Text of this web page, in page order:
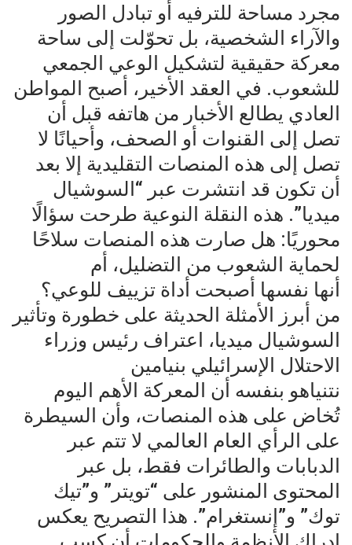
مجرد مساحة للترفيه أو تبادل الصور
والآراء الشخصية، بل تحوّلت إلى ساحة
‌معركة حقيقية لتشكيل الوعي الجمعي
للشعوب. في العقد الأخير، أصبح المواطن
العادي يطالع الأخبار من هاتفه قبل أن
‌تصل إلى القنوات أو الصحف، وأحيانًا لا
تصل إلى هذه المنصات التقليدية إلا بعد
أن تكون قد انتشرت عبر “السوشيال
‌ميديا”. هذه النقلة النوعية طرحت سؤالًا
محوريًا: هل صارت هذه المنصات سلاحًا
لحماية الشعوب من التضليل، أم
أنها نفسها أصبحت أداة تزييف للوعي؟
‌من أبرز الأمثلة الحديثة على خطورة وتأثير
السوشيال ميديا، اعتراف رئيس وزراء
الاحتلال الإسرائيلي بنيامين
‌نتنياهو بنفسه أن المعركة الأهم اليوم
تُخاض على هذه المنصات، وأن السيطرة
على الرأي العام العالمي لا تتم عبر
‌الدبابات والطائرات فقط، بل عبر
المحتوى المنشور على “تويتر” و”تيك
توك” و”إنستغرام”. هذا التصريح يعكس